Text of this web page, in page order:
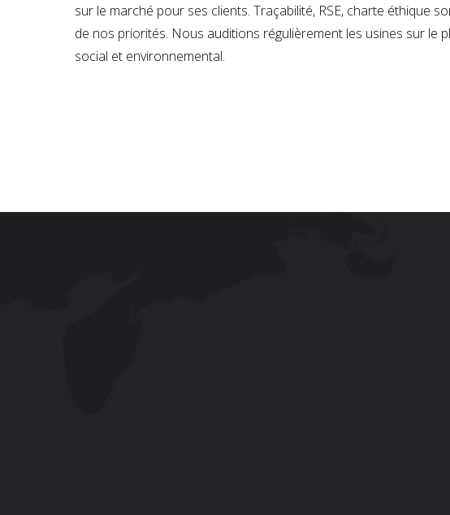
sur le marché pour ses clients. Traçabilité, RSE, charte éthique
de nos priorités. Nous auditions régulièrement les usines sur le
social et environnemental.